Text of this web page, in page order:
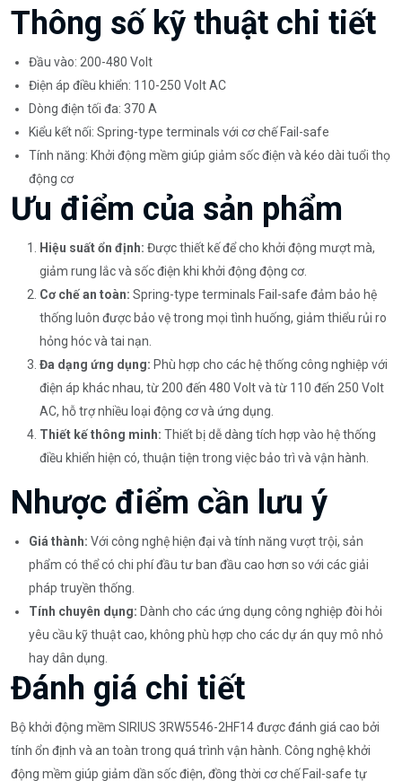
Thông số kỹ thuật chi tiết
Đầu vào: 200-480 Volt
Điện áp điều khiển: 110-250 Volt AC
Dòng điện tối đa: 370 A
Kiểu kết nối: Spring-type terminals với cơ chế Fail-safe
Tính năng: Khởi động mềm giúp giảm sốc điện và kéo dài tuổi thọ
động cơ
Ưu điểm của sản phẩm
Hiệu suất ổn định: Được thiết kế để cho khởi động mượt mà,
giảm rung lắc và sốc điện khi khởi động động cơ.
Cơ chế an toàn: Spring-type terminals Fail-safe đảm bảo hệ
thống luôn được bảo vệ trong mọi tình huống, giảm thiểu rủi ro
hỏng hóc và tai nạn.
Đa dạng ứng dụng: Phù hợp cho các hệ thống công nghiệp với
điện áp khác nhau, từ 200 đến 480 Volt và từ 110 đến 250 Volt
AC, hỗ trợ nhiều loại động cơ và ứng dụng.
Thiết kế thông minh: Thiết bị dễ dàng tích hợp vào hệ thống
điều khiển hiện có, thuận tiện trong việc bảo trì và vận hành.
Nhược điểm cần lưu ý
Giá thành: Với công nghệ hiện đại và tính năng vượt trội, sản
phẩm có thể có chi phí đầu tư ban đầu cao hơn so với các giải
pháp truyền thống.
Tính chuyên dụng: Dành cho các ứng dụng công nghiệp đòi hỏi
yêu cầu kỹ thuật cao, không phù hợp cho các dự án quy mô nhỏ
hay dân dụng.
Đánh giá chi tiết
Bộ khởi động mềm SIRIUS 3RW5546-2HF14 được đánh giá cao bởi
tính ổn định và an toàn trong quá trình vận hành. Công nghệ khởi
động mềm giúp giảm dần sốc điện, đồng thời cơ chế Fail-safe tự